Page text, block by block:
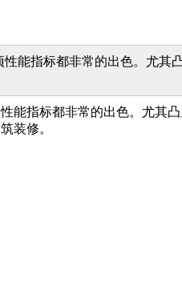
能指标都非常的出色。尤
指标都非常的出色。尤其
装修。